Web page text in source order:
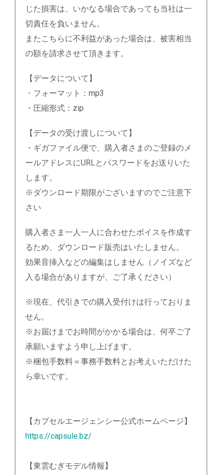
じた損害は、いかなる場合であっても当社は一
切責任を負いません。
またこちらに不利益があった場合は、被害相当
の額を請求させて頂きます。
【データについて】
・フォーマット：mp3
・圧縮形式：zip
【データの受け渡しについて】
・ギガファイル便で、購入者さまのご登録のメ
ールアドレスにURLとパスワードをお送りいた
します。
※ダウンロード期限がございますのでご注意下
さい
購入者さま一人一人に合わせたボイスを作成す
るため、ダウンロード販売はいたしません。
効果音挿入などの編集はしません（ノイズなど
入る場合がありますが、ご了承ください）
※現在、代引きでの購入受付けは行っておりま
せん。
※お届けまでお時間がかかる場合は、何卒ご了
承願いますよう申し上げます。
※梱包手数料＝事務手数料とお考えいただけた
ら幸いです。
【カプセルエージェンシー公式ホームページ】
https://capsule.bz/
【東雲むぎモデル情報】